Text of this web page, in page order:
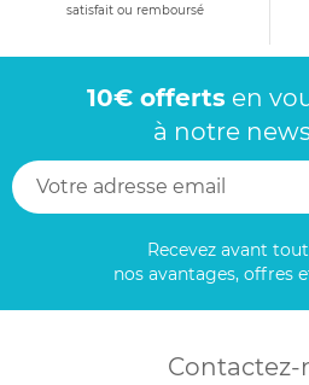
satisfait ou remboursé
10€ offerts en
à notre
Recevez avant
nos avantages, offres
Contactez-